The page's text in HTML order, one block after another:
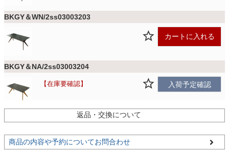
生活用品
家電・照明器具
インテリア雑貨
BKGY＆WN/2ss03003203
カートに入れる
BKGY＆NA/2ss03003204
在庫要確認 入荷予定確認
GY＆BK/2ss03003205
残りわずか カートに入れる
返品・交換について
商品の内容や予約についてお問合わせ